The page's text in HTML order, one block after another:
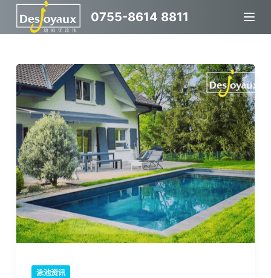
跳
过
容
0755-8614 8811
泳池资讯